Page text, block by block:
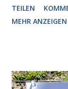
radikalisierte,
stand. Das ist
unauffälliger
TEILEN
MEHR ANZEIGEN